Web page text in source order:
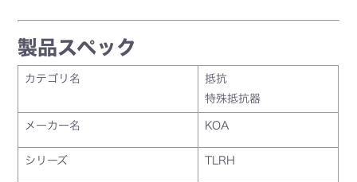
製品スペック
カテゴリ名
抵抗
特殊抵抗器
メーカー名 KOA
シリーズ TLRH